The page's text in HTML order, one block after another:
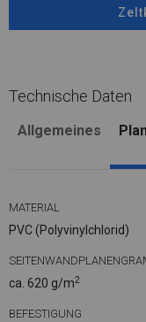
Technische Daten
Allgemeines
MATERIAL
PVC (Polyvinylchlorid)
ca. 620 g/m2
BEFESTIGUNG